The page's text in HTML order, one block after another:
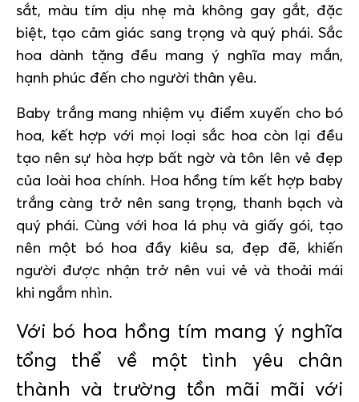
sắt, màu tím dịu nhẹ mà không gay gắt, đặc
biệt, tạo cảm giác sang trọng và quý phái. Sắc
hoa dành tặng đều mang ý nghĩa may mắn,
hạnh phúc đến cho người thân yêu.
Baby trắng mang nhiệm vụ điểm xuyến cho bó
hoa, kết hợp với mọi loại sắc hoa còn lại đều
tạo nên sự hòa hợp bất ngờ và tôn lên vẻ đẹp
của loài hoa chính. Hoa hồng tím kết hợp baby
trắng càng trở nên sang trọng, thanh bạch và
quý phái. Cùng với hoa lá phụ và giấy gói, tạo
nên một bó hoa đầy kiêu sa, đẹp đẽ, khiến
người được nhận trở nên vui vẻ và thoải mái
khi ngắm nhìn.
Với bó hoa hồng tím mang ý nghĩa
tổng thể về một tình yêu chân
thành và trường tồn mãi mãi với